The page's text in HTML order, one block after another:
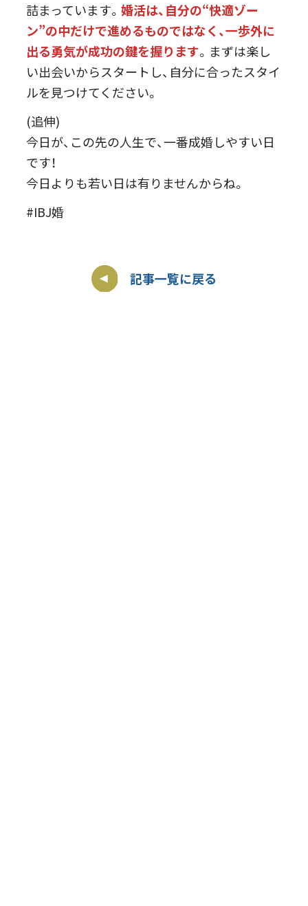
詰まっています。婚活は、自分の“快適ゾー
ン”の中だけで進めるものではなく、一歩外に
出る勇気が成功の鍵を握ります。まずは楽し
い出会いからスタートし、自分に合ったスタイ
ルを見つけてください。
(追伸)
今日が、この先の人生で、一番成婚しやすい日
です！
今日よりも若い日は有りませんからね。
#IBJ婚
記事一覧に戻る